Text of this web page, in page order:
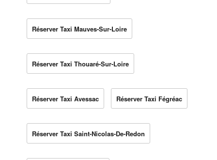
Réserver Taxi Mauves-Sur-Loire
Réserver Taxi Thouaré-Sur-Loire
Réserver Taxi Avessac Réserver Taxi Fégréac
Réserver Taxi Saint-Nicolas-De-Redon